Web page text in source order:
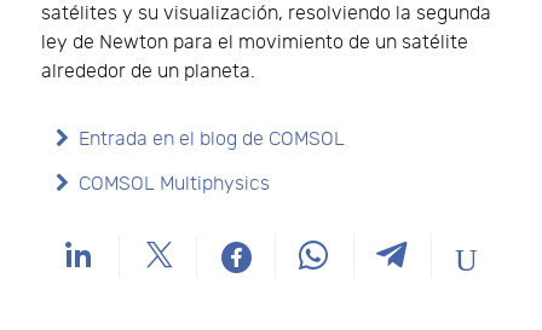
satélites y su visualización, resolviendo la segunda
ley de Newton para el movimiento de un satélite
alrededor de un planeta.
Entrada en el blog de COMSOL
COMSOL Multiphysics